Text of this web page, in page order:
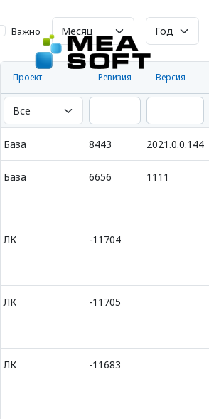
Важно
Проект Ревизия Версия
База 8443 2021.0.0.144
База 6656 1111
ЛК -11704
ЛК -11705
ЛК -11683